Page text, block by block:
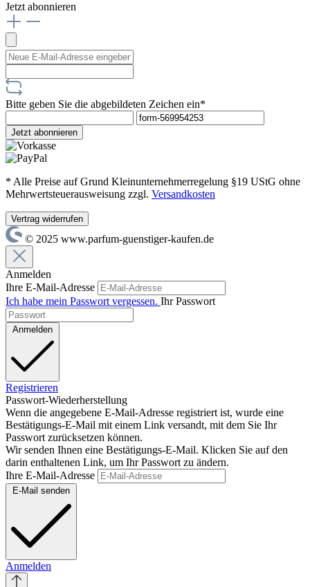
Jetzt abonnieren
Bitte geben Sie die abgebildeten Zeichen ein*
Jetzt abonnieren
* Alle Preise auf Grund Kleinunternehmerregelung §19 UStG ohne
Mehrwertsteuerausweisung zzgl. Versandkosten
Vertrag widerrufen
© 2025 www.parfum-guenstiger-kaufen.de
Anmelden
Ihre E-Mail-Adresse
Ich habe mein Passwort vergessen. Ihr Passwort
Anmelden
Registrieren
Passwort-Wiederherstellung
Wenn die angegebene E-Mail-Adresse registriert ist, wurde eine
Bestätigungs-E-Mail mit einem Link versandt, mit dem Sie Ihr
Passwort zurücksetzen können.
Wir senden Ihnen eine Bestätigungs-E-Mail. Klicken Sie auf den
darin enthaltenen Link, um Ihr Passwort zu ändern.
Ihre E-Mail-Adresse
E-Mail senden
Anmelden